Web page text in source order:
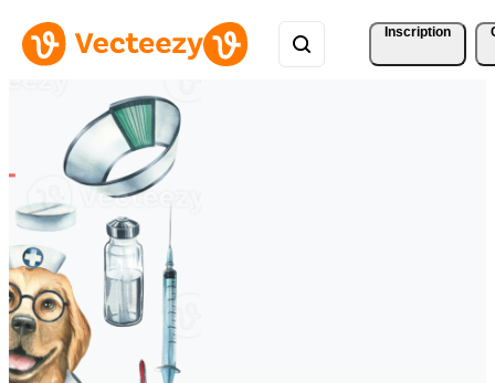
Inscription